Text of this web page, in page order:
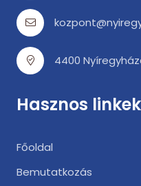
4400
Hasznos linkek
Főoldal
Bemutatkozás